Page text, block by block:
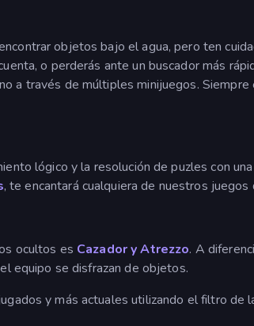
objetos bajo el agua, pero ten
o perderás ante un buscador más
a través de múltiples minijuegos. Siempre
lógico y la resolución de puzles con
, te encantará cualquiera de nuestros juegos
ocultos es Cazador y Atrezzo. A
equipo se disfrazan de objetos.
y más actuales utilizando el filtro de